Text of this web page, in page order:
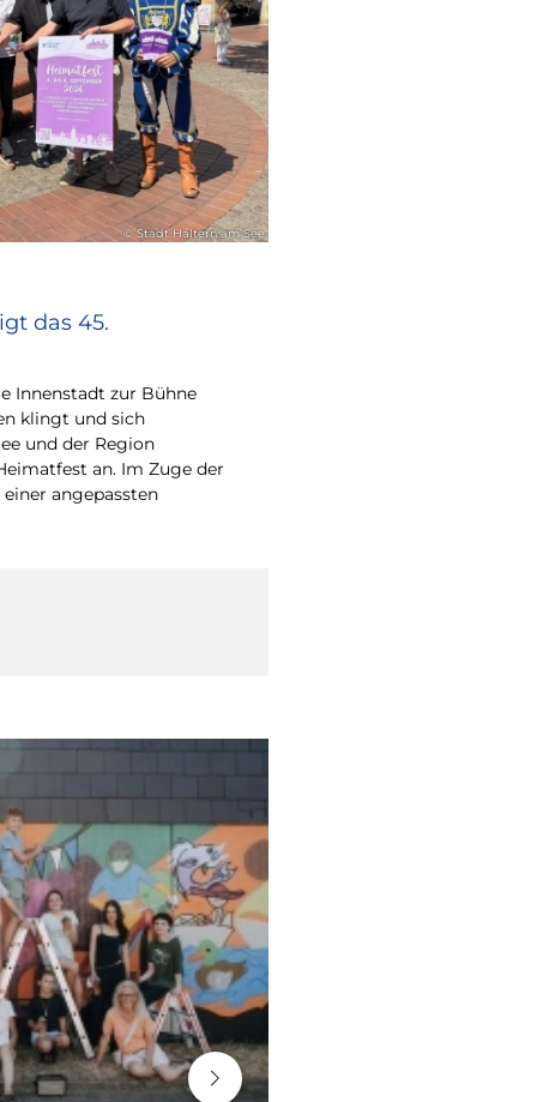
© Stadt Haltern am See
das 45.
Innenstadt zur Bühne
klingt und sich
und der Region
an. Im Zuge der
angepassten